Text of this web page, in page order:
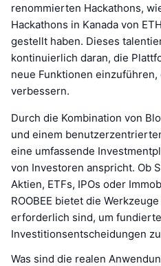
renommierten Hackathons,
Hackathons in Kanada von
gestellt haben. Dieses
kontinuierlich daran, die
neue Funktionen
verbessern.
Durch die Kombination von
und einem
eine umfassende
von Investoren anspricht. Ob
Aktien, ETFs, IPOs oder
ROOBEE bietet die
erforderlich sind, um fundierte
Investitionsentscheidungen
Was sind die realen